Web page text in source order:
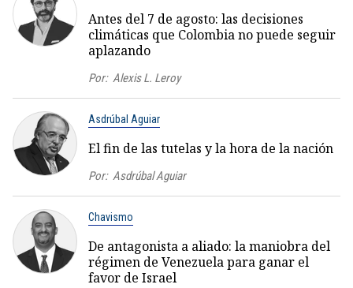
Antes del 7 de agosto: las decisiones
climáticas que Colombia no puede seguir
aplazando
Por: Alexis L. Leroy
Asdrúbal Aguiar
El fin de las tutelas y la hora de la nación
Por: Asdrúbal Aguiar
Chavismo
De antagonista a aliado: la maniobra del
régimen de Venezuela para ganar el
favor de Israel